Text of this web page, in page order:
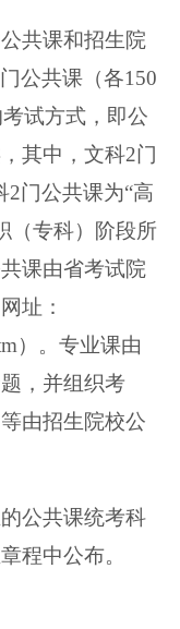
共课和招生院
公共课（各150
试方式，即公
其中，文科2门
2门公共课为“高
（专科）阶段所
课由省考试院
址：
）。专业课由
，并组织考
由招生院校公
公共课统考科
程中公布。